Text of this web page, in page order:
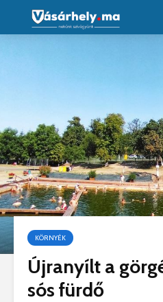
KÖRNYÉK
Újranyílt a
sós fürdő